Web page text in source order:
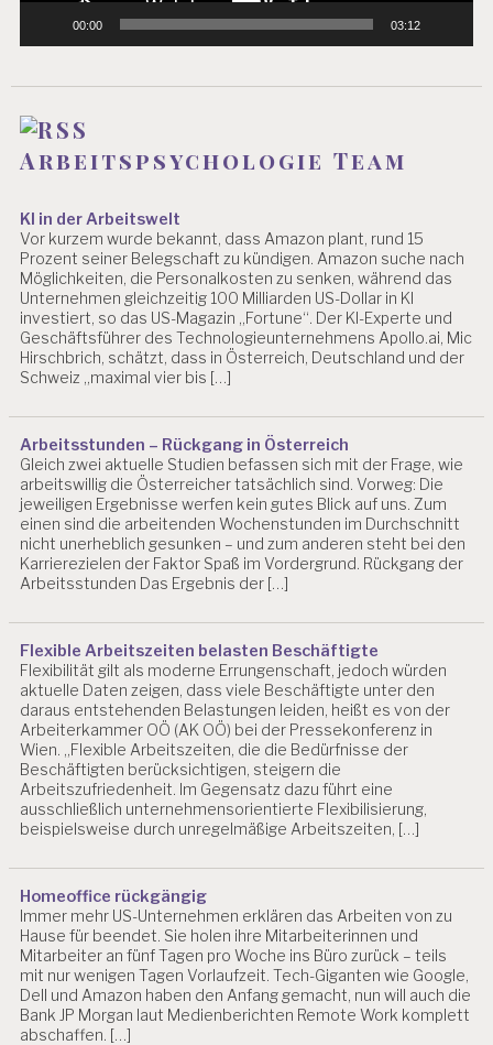
T
W
S
S
C
H
A
F
T
B
L
S
T
N
G
E
N
R
A
T
G
I
A
L
E
R
S
T
R
00:00 03:12
Arbeitspsychologie Team
KI in der Arbeitswelt
Vor kurzem wurde bekannt, dass Amazon plant, rund 15
Prozent seiner Belegschaft zu kündigen. Amazon suche nach
Möglichkeiten, die Personalkosten zu senken, während das
Unternehmen gleichzeitig 100 Milliarden US-Dollar in KI
investiert, so das US-Magazin „Fortune“. Der KI-Experte und
Geschäftsführer des Technologieunternehmens Apollo.ai, Mic
Hirschbrich, schätzt, dass in Österreich, Deutschland und der
Schweiz „maximal vier bis […]
Arbeitsstunden – Rückgang in Österreich
Gleich zwei aktuelle Studien befassen sich mit der Frage, wie
arbeitswillig die Österreicher tatsächlich sind. Vorweg: Die
jeweiligen Ergebnisse werfen kein gutes Blick auf uns. Zum
einen sind die arbeitenden Wochenstunden im Durchschnitt
nicht unerheblich gesunken – und zum anderen steht bei den
Karrierezielen der Faktor Spaß im Vordergrund. Rückgang der
Arbeitsstunden Das Ergebnis der […]
Flexible Arbeitszeiten belasten Beschäftigte
Flexibilität gilt als moderne Errungenschaft, jedoch würden
aktuelle Daten zeigen, dass viele Beschäftigte unter den
daraus entstehenden Belastungen leiden, heißt es von der
Arbeiterkammer OÖ (AK OÖ) bei der Pressekonferenz in
Wien. „Flexible Arbeitszeiten, die die Bedürfnisse der
Beschäftigten berücksichtigen, steigern die
Arbeitszufriedenheit. Im Gegensatz dazu führt eine
ausschließlich unternehmensorientierte Flexibilisierung,
beispielsweise durch unregelmäßige Arbeitszeiten, […]
Homeoffice rückgängig
Immer mehr US-Unternehmen erklären das Arbeiten von zu
Hause für beendet. Sie holen ihre Mitarbeiterinnen und
Mitarbeiter an fünf Tagen pro Woche ins Büro zurück – teils
mit nur wenigen Tagen Vorlaufzeit. Tech-Giganten wie Google,
Dell und Amazon haben den Anfang gemacht, nun will auch die
Bank JP Morgan laut Medienberichten Remote Work komplett
abschaffen. […]